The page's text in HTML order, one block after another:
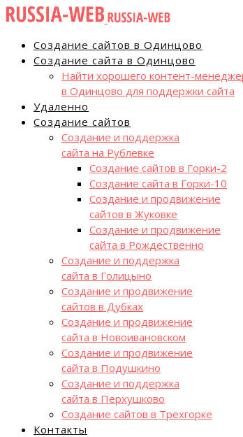
Создание сайтов в Одинцово
Создание сайта в Одинцово
Найти хорошего контент-
в Одинцово для поддержки сайта
Удаленно
Создание сайтов
Создание и поддержка
сайта на Рублевке
Создание сайтов в Горки-2
Создание сайта в Горки-10
Создание и продвижение
сайтов в Жуковке
Создание и продвижение
сайта в Рождественно
Создание и поддержка
сайта в Голицыно
Создание и продвижение
сайтов в Дубках
Создание и продвижение
сайта в Новоивановском
Создание и продвижение
сайта в Подушкино
Создание и поддержка
сайта в Перхушково
Создание сайтов в Трехгорке
Контакты